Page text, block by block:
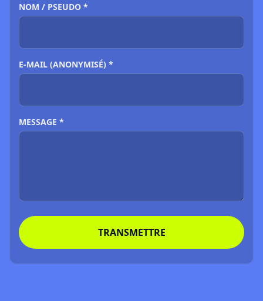
NOM / PSEUDO *
E-MAIL (ANONYMISÉ) *
MESSAGE *